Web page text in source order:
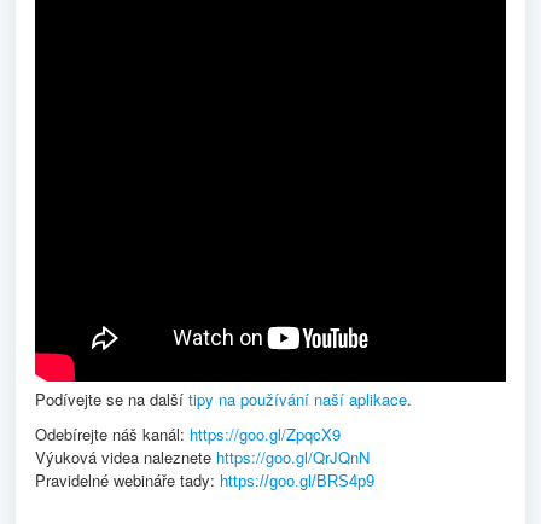
Podívejte se na další tipy na používání naší aplikace.
Odebírejte náš kanál: https://goo.gl/ZpqcX9
Výuková videa naleznete https://goo.gl/QrJQnN
Pravidelné webináře tady: https://goo.gl/BRS4p9